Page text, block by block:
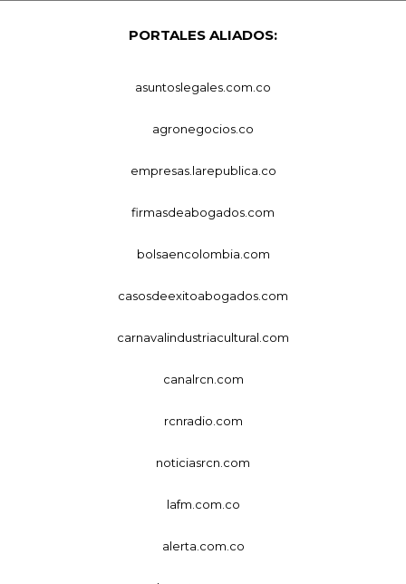
PORTALES ALIADOS:
asuntoslegales.com.co
agronegocios.co
empresas.larepublica.co
firmasdeabogados.com
bolsaencolombia.com
casosdeexitoabogados.com
carnavalindustriacultural.com
canalrcn.com
rcnradio.com
noticiasrcn.com
lafm.com.co
alerta.com.co